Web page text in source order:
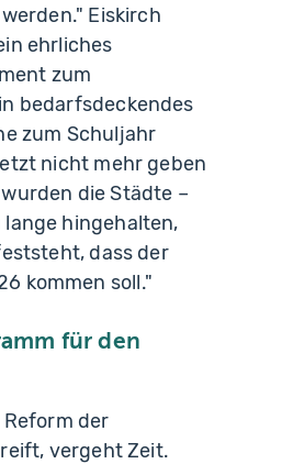
Eiskirch
ehrliches
zum
bedarfsdeckendes
zum Schuljahr
nicht mehr geben
die Städte –
hingehalten,
dass der
kommen soll."
für den
der
vergeht Zeit.